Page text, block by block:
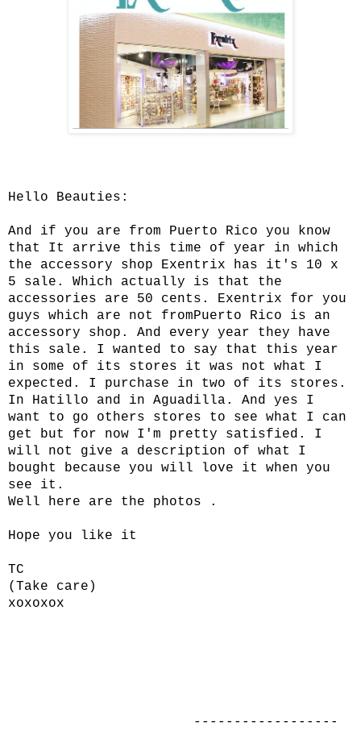
Hello Beauties:
And if you are from Puerto Rico you know
that It arrive this time of year in which
the accessory shop Exentrix has it's 10 x
5 sale. Which actually is that the
accessories are 50 cents. Exentrix for you
guys which are not fromPuerto Rico is an
accessory shop. And every year they have
this sale. I wanted to say that this year
in some of its stores it was not what I
expected. I purchase in two of its stores.
In Hatillo and in Aguadilla. And yes I
want to go others stores to see what I can
get but for now I'm pretty satisfied. I
will not give a description of what I
bought because you will love it when you
see it.
Well here are the photos .
Hope you like it
TC
(Take care)
xoxoxox
------------------